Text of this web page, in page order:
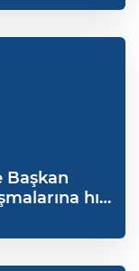
Başkan
hız